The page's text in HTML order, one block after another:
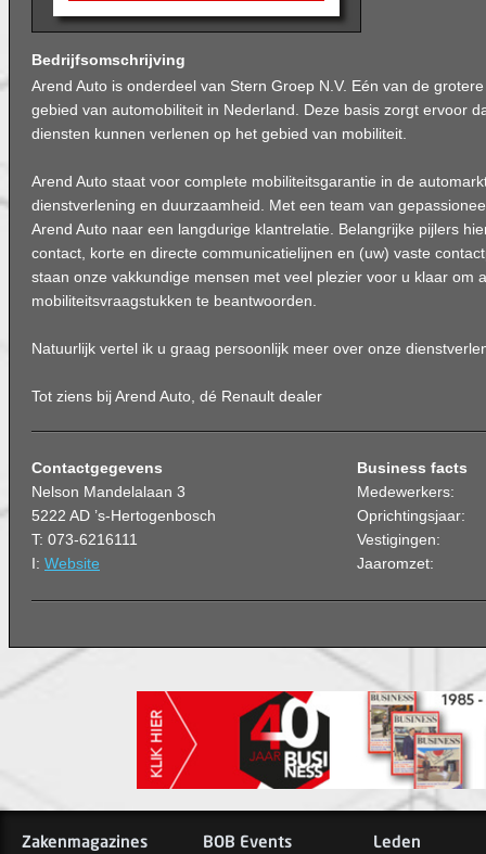
Bedrijfsomschrijving
Arend Auto is onderdeel van Stern Groep N.V. Eén van de
gebied van automobiliteit in Nederland. Deze basis zorgt ervoor
diensten kunnen verlenen op het gebied van mobiliteit.
Arend Auto staat voor complete mobiliteitsgarantie in de
dienstverlening en duurzaamheid. Met een team van
Arend Auto naar een langdurige klantrelatie. Belangrijke pijlers
contact, korte en directe communicatielijnen en (uw) vaste
staan onze vakkundige mensen met veel plezier voor u klaar om
mobiliteitsvraagstukken te beantwoorden.
Natuurlijk vertel ik u graag persoonlijk meer over onze
Tot ziens bij Arend Auto, dé Renault dealer
Contactgegevens
Nelson Mandelalaan 3
5222 AD ’s-Hertogenbosch
T: 073-6216111
I: Website
Business facts
Medewerkers:
Oprichtingsjaar:
Vestigingen:
Jaaromzet:
Zakenmagazines BOB Events Leden